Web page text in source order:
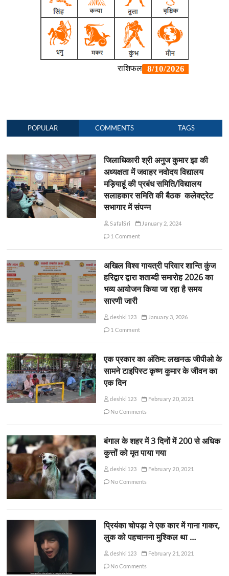
POPULAR COMMENTS TAGS
जिलाधिकारी श्री अनुज कुमार झा की
अध्यक्षता में जवाहर नवोदय विद्यालय
मड़ियाहूं की प्रबंध समिति/विद्यालय
सलाहकार समिति की बैठक कलेक्ट्रेट
सभागार में संपन्न
SafalSri
January 2, 2024
1 Comment
अखिल विश्व गायत्री परिवार शान्ति कुंज
हरिद्वार द्वारा शताब्दी समारोह 2026 का
भव्य आयोजन किया जा रहा है समय
सारणी जारी
deshki123
January 3, 2026
1 Comment
एक प्रकार का अंतिम: लखनऊ जीपीओ के
सामने टाइपिस्ट कृष्ण कुमार के जीवन का
एक दिन
deshki123
February 20, 2021
No Comments
बंगाल के शहर में 3 दिनों में 200 से अधिक
कुत्तों को मृत पाया गया
deshki123
February 20, 2021
No Comments
प्रियंका चोपड़ा ने एक कार में गाना गाकर,
लुक को पहचानना मुश्किल था …
deshki123
February 21, 2021
No Comments